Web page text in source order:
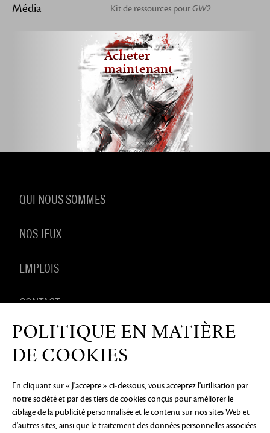
Média Kit de ressources pourGW2
Acheter
maintenant
QUI NOUS SOMMES
NOS JEUX
EMPLOIS
CONTACT
PRODUITS DÉRIVÉS
AVIS DE CONFIDENTIALITÉ MENTIONS LÉGALES
PAS VENDRE OU PARTAGER MES INFORMATIONS
PERSONNELLES
PRÉFÉRENCES COOKIE
POLITIQUE EN MATIÈRE
DE COOKIES
En cliquant sur « J'accepte » ci-dessous, vous acceptez l'utilisation par
notre société et par des tiers de cookies conçus pour améliorer le
ciblage de la publicité personnalisée et le contenu sur nos sites Web et
d'autres sites, ainsi que le traitement des données personnelles associées.